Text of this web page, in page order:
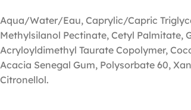
Aqua/Water/Eau, Caprylic/Capric
Methylsilanol Pectinate, Cetyl Palmitate,
Acryloyldimethyl Taurate Copolymer,
Acacia Senegal Gum, Polysorbate 60,
Citronellol.